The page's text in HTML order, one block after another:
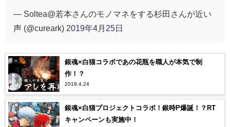
— Soltea@若本さんのモノマネをする杉田さんが近い
声 (@cureark) 2019年4月25日
銀魂×白猫コラボであの花瓶を職人が本気で制
作！？
2019.4.24
銀魂×白猫プロジェクトコラボ！銀時P爆誕！？RT
キャンペーンも実施中！